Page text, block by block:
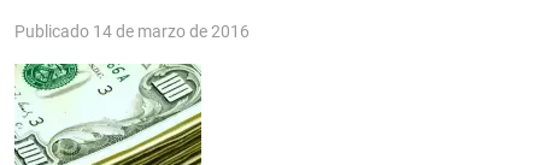
Publicado 14 de marzo de 2016